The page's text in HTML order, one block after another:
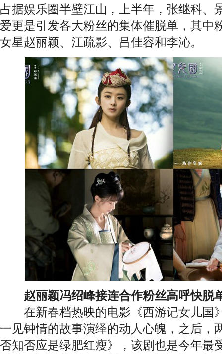
占据娱乐圈半壁江山，上半年，张继科、
爱更是引发各大粉丝的集体催脱单，其中
女星赵丽颖、江疏影、吕佳容和李沁。
赵丽颖冯绍峰接连合作粉丝高呼快脱
在新春档热映的电影《西游记女儿国
一见钟情的故事演绎的动人心魄，之后，
否知否应是绿肥红瘦》，该剧也是今年最